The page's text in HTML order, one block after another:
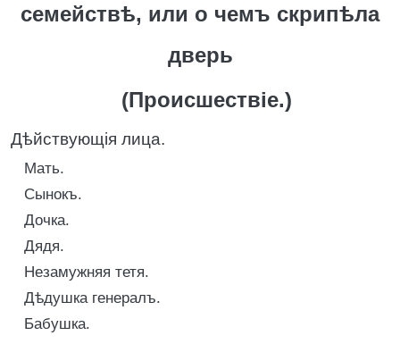
семействѣ, или о чемъ скрипѣла
дверь
(Происшествіе.)
Дѣйствующія лица.
Мать.
Сынокъ.
Дочка.
Дядя.
Незамужняя тетя.
Дѣдушка генералъ.
Бабушка.